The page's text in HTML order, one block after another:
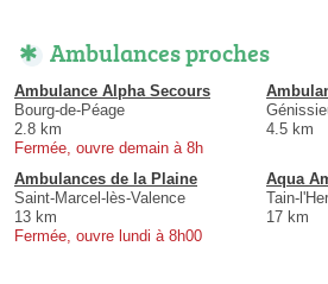
Ambulances proches
Ambulance Alpha Secours
Bourg-de-Péage
2.8 km
Fermée, ouvre demain à 8h
4.5 km
Ambulances de la Plaine
Saint-Marcel-lès-Valence
13 km
Fermée, ouvre lundi à 8h00
Aqua
Tain-
17 km